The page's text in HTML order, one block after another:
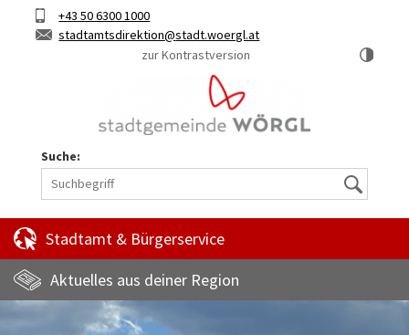
Hauptinhalt
KurztasteTelefon+43 50 6300 1000
E-
stadtamtsdirektion
stadt.woergl.at
zur Kontrastversion
Suche:
Suche
Stadtamt & Bürgerservice
Aktuelles aus deiner Region